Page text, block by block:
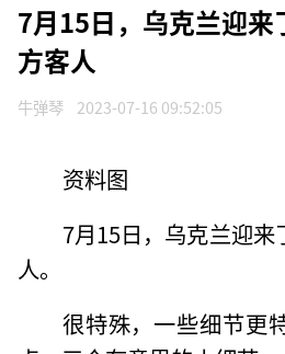
7月15日，乌克兰迎来
方客人
牛弹琴 2023-07-16 09:52:05
资料图
7月15日，乌克兰迎
人。
很特殊，一些细节更